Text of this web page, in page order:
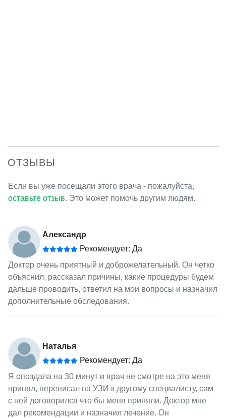
ОТЗЫВЫ
Если вы уже посещали этого врача - пожалуйста,
оставьте отзыв. Это может помочь другим людям.
Александр
Рекомендует: Да
Доктор очень приятный и доброжелательный. Он четко
объяснил, рассказал причины, какие процедуры будем
дальше проводить, ответил на мои вопросы и назначил
дополнительные обследования.
Наталья
Рекомендует: Да
Я опоздала на 30 минут и врач не смотре на это меня
принял, переписал на УЗИ к другому специалисту, сам
с ней договорился что бы меня приняли. Доктор мне
дал рекомендации и назначил лечение. Он